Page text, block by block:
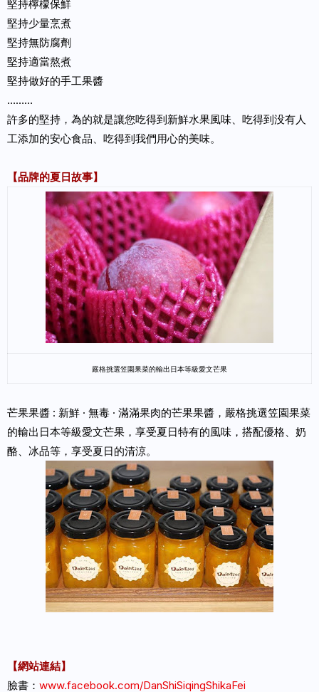
堅持檸檬保鮮
堅持少量烹煮
堅持無防腐劑
堅持適當熬煮
堅持做好的手工果醬
………
許多的堅持，為的就是讓您吃得到新鮮水果風味、吃得到没有人
工添加的安心食品、吃得到我們用心的美味。
【品牌的夏日故事】
嚴格挑選笠園果菜的輸出日本等級愛文芒果
芒果果醬 : 新鮮 · 無毒 · 滿滿果肉的芒果果醬，嚴格挑選笠園果菜
的輸出日本等級愛文芒果，享受夏日特有的風味，搭配優格、奶
酪、冰品等，享受夏日的清涼。
【網站連結】
臉書： www.facebook.com/DanShiSiqingShikaFei